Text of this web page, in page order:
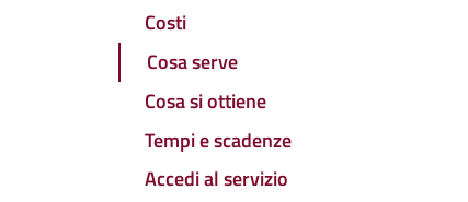
Costi
Cosa serve
Cosa si ottiene
Tempi e scadenze
Accedi al servizio